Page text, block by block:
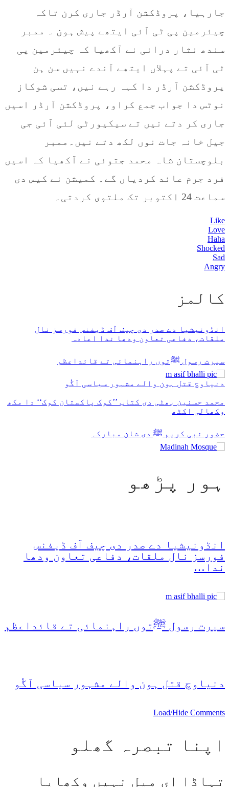
جارہیا، پروڈکشن آرڈر جاری کرن تاکہ
چیئرمین پی ٹی آئی ایتھے پیش ہون ۔ ممبر
سندھ نثار درانی نے آکھیا کہ چیئرمین پی
ٹی آئی تے پہلاں ایتھے آندے نہیں سن ہن
پروڈکشن آرڈر دا کہہ رہے نیں، تسی شوکاز
نوٹس دا جواب جمع کراو، پروڈکشن آرڈر اسیں
جاری کر دتے نیں تے سیکیورٹی لئی آئی جی
جیل خانہ جات نوں لکھ دتے نیں۔ممبر
بلوچستان شاہ محمد جتوئی نے آکھیا کہ اسیں
فرد جرم عائد کردیاں گے۔ کمیشن نے کیس دی
سماعت 24 اکتوبر تک ملتوی کردتی۔
Like
Love
Haha
Shocked
Sad
Angry
كالمز
انڈونیشیا دے صدر دی چیف آف ڈیفنس فورسز نال
ملقات، دفاعی تعاون ودھا ندا اعادہ
سیرت رسول ﷺتوں راہنمائی تے قائداعظم
دنیاوچ قتل ہون والے مشہور سیاسی آگُو
محمد حسنین بھٹی دی کتاب ’’کوک پاکستان کوک‘‘ دا مکھ
وکھالی اکٹھ
حضور نبی کریم ﷺ دی شان مبارکہ
ہور پڑھو
انڈونیشیا دے صدر دی چیف آف ڈیفنس
فورسز نال ملقات، دفاعی تعاون ودھا
ندا…
سیرت رسول ﷺتوں راہنمائی تے قائداعظم
دنیاوچ قتل ہون والے مشہور سیاسی آگُو
Load/Hide Comments
اپنا تبصرہ گھلو
تہاڈا ای میل نہیں وکھایا